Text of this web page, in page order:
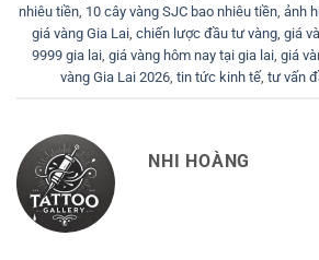
nhiêu tiền, 10 cây vàng SJC bao nhiêu tiền, ảnh
giá vàng Gia Lai, chiến lược đầu tư vàng, giá
9999 gia lai, giá vàng hôm nay tại gia lai, giá
vàng Gia Lai 2026, tin tức kinh tế, tư vấn
NHI HOÀNG